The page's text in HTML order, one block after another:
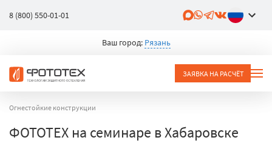
8 (800) 550-01-01
Ваш город: Рязань
ЗАЯВКА НА РАСЧЁТ
Огнестойкие конструкции
ФОТОТЕХ на семинаре в Хабаровске